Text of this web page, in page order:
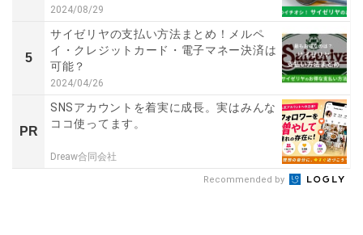
2024/08/29
5
サイゼリヤの支払い方法まとめ！メルペ
イ・クレジットカード・電子マネー決済は
可能？
2024/04/26
PR
SNSアカウントを着実に成長。実はみんな
ココ使ってます。
Dreaw合同会社
Recommended by